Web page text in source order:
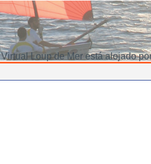
Virtual Loup de Mer está alojado